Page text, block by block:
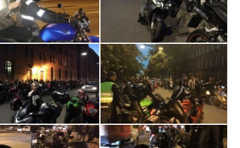
дистанция - когда видишь лицо
зеркало).
они есть.
предупреждать заранее.
баком.
Кузнецовой.